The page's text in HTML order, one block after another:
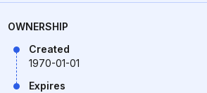
OWNERSHIP
Created
1970-01-01
Expires